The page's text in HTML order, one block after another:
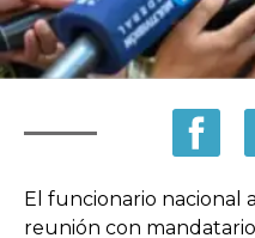
El funcionario nacional
reunión con